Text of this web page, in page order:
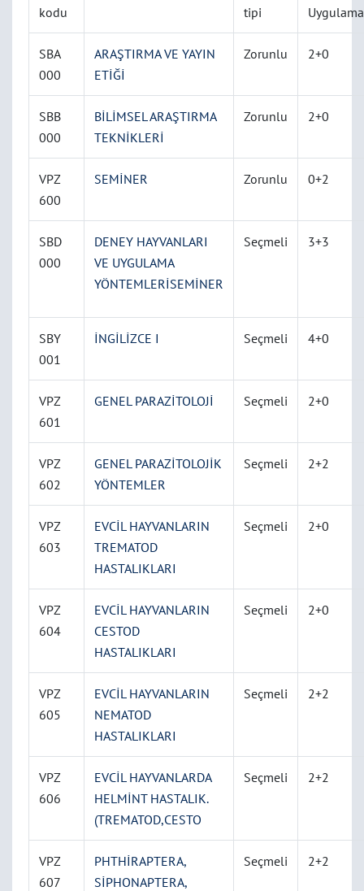
kodu
tipi
Uygulama
SBA
000
ARAŞTIRMA VE YAYIN
ETİĞİ
Zorunlu 2+0
SBB
000
BİLİMSEL ARAŞTIRMA
TEKNİKLERİ
Zorunlu 2+0
VPZ
600
SEMİNER Zorunlu 0+2
SBD
000
DENEY HAYVANLARI
VE UYGULAMA
YÖNTEMLERİSEMİNER
Seçmeli 3+3
SBY
001
İNGİLİZCE I Seçmeli 4+0
VPZ
601
GENEL PARAZİTOLOJİ Seçmeli 2+0
VPZ
602
GENEL PARAZİTOLOJİK
YÖNTEMLER
Seçmeli 2+2
VPZ
603
EVCİL HAYVANLARIN
TREMATOD
HASTALIKLARI
Seçmeli 2+0
VPZ
604
EVCİL HAYVANLARIN
CESTOD
HASTALIKLARI
Seçmeli 2+0
VPZ
605
EVCİL HAYVANLARIN
NEMATOD
HASTALIKLARI
Seçmeli 2+2
VPZ
606
EVCİL HAYVANLARDA
HELMİNT HASTALIK.
(TREMATOD,CESTO
Seçmeli 2+2
VPZ
607
PHTHİRAPTERA,
SİPHONAPTERA,
Seçmeli 2+2